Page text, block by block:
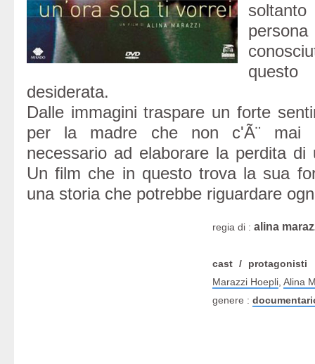
desiderata.
Dalle immagini traspare un forte
per la madre che non c'Ã¨ mai
necessario ad elaborare la perdita di
Un film che in questo trova la sua
una storia che potrebbe riguardare
regia di : alina
cast / protagonisti
Marazzi Hoepli Alina
genere :